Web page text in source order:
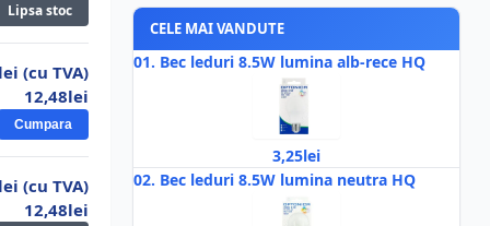
Lipsa stoc
(cu TVA)
12,48lei
Cumpara
(cu TVA)
12,48lei
CELE MAI VANDUTE
01. Bec leduri 8.5W lumina alb-rece HQ
3,25lei
02. Bec leduri 8.5W lumina neutra HQ